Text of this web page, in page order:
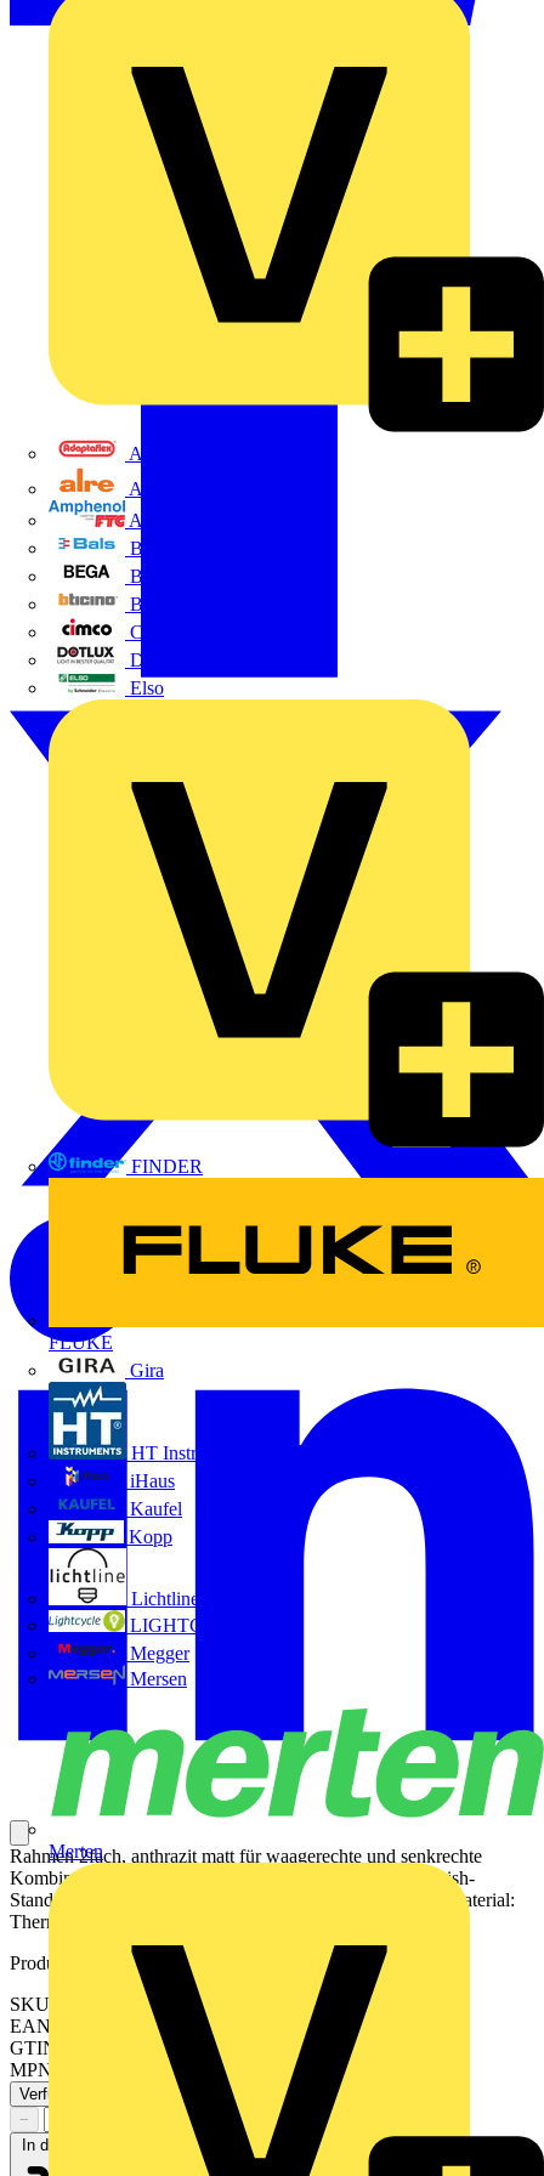
Adaptaflex
Alre
Amphenol FTG
BALS
Bega
Bticino
Cimco
DOTLUX GmbH
Elso
FINDER
FLUKE
Gira
HT Instruments GmbH
iHaus
Kaufel
Kopp
Lichtline
LIGHTCYCLE
Megger
Mersen
Merten
Rahmen 2fach, anthrazit matt für waagerechte und senkrechte
Kombination für die Serie A 1fach-Rahmen auch für British-
Standard-Installationen geeignet (Tragring 80 x 80) IP20 Material:
Thermoplast lackiert Maße (B x H): 85 x 156 mm
Produktkennzeichen
SKU: AF582BFANM
EAN: 4011377173200
GTIN: 4011377173200
MPN: AF 582 BF ANM
Verfügbar: 2 Händler
−
In den Warenkorb